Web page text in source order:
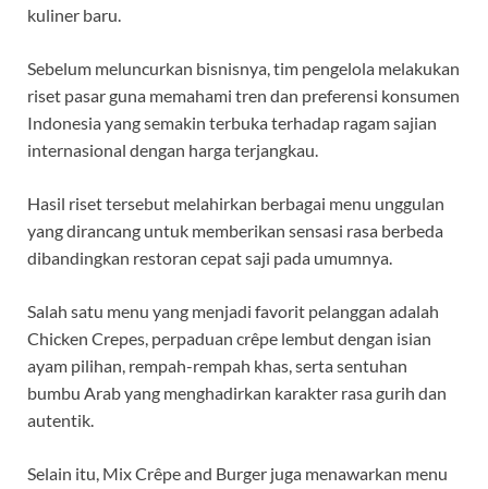
kuliner baru.
Sebelum meluncurkan bisnisnya, tim pengelola melakukan
riset pasar guna memahami tren dan preferensi konsumen
Indonesia yang semakin terbuka terhadap ragam sajian
internasional dengan harga terjangkau.
Hasil riset tersebut melahirkan berbagai menu unggulan
yang dirancang untuk memberikan sensasi rasa berbeda
dibandingkan restoran cepat saji pada umumnya.
Salah satu menu yang menjadi favorit pelanggan adalah
Chicken Crepes, perpaduan crêpe lembut dengan isian
ayam pilihan, rempah-rempah khas, serta sentuhan
bumbu Arab yang menghadirkan karakter rasa gurih dan
autentik.
Selain itu, Mix Crêpe and Burger juga menawarkan menu